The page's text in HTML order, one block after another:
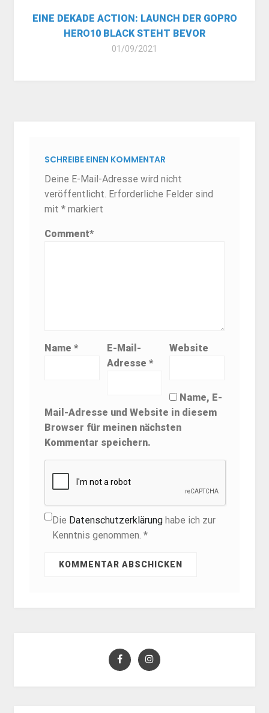
EINE DEKADE ACTION: LAUNCH DER GOPRO
HERO10 BLACK STEHT BEVOR
01/09/2021
SCHREIBE EINEN KOMMENTAR
Deine E-Mail-Adresse wird nicht
veröffentlicht. Erforderliche Felder sind
mit* markiert
Comment*
Name*
E-Mail-
Adresse *
Website
Name, E-
Mail-Adresse und Website in diesem
Browser für meinen nächsten
Kommentar speichern.
Die Datenschutzerklärunghabe ich zur
Kenntnis genommen. *